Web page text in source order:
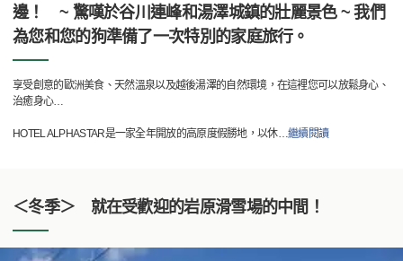
邊！ ~ 驚嘆於谷川連峰和湯澤城鎮的壯麗景色 ~ 我們
為您和您的狗準備了一次特別的家庭旅行。
享受創意的歐洲美食、天然溫泉以及越後湯澤的自然環境，在這裡您可以放鬆身心、
治癒身心…
HOTEL ALPHASTAR是一家全年開放的高原度假勝地，以休…繼續閱讀
＜冬季＞ 就在受歡迎的岩原滑雪場的中間！